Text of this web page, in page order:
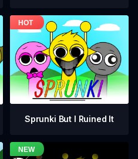
Sprunki But I Ruined It